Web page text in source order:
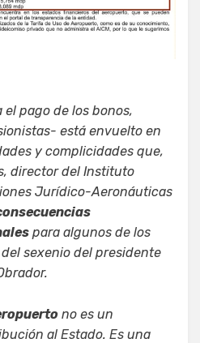
el pago de los bonos,
está envuelto en
y complicidades que,
director del Instituto
Jurídico-Aeronáuticas
para algunos de los
sexenio del presidente
no es un
al Estado. Es una